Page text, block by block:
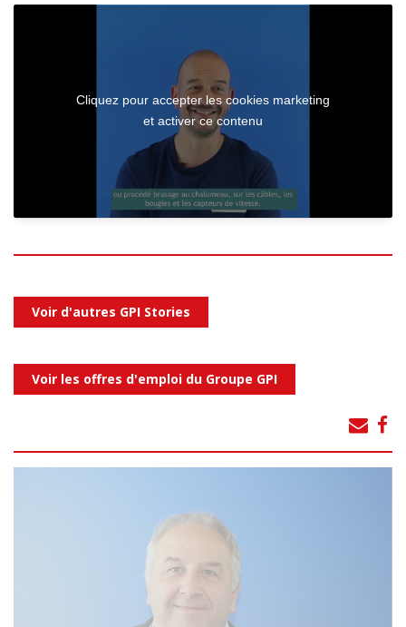
Cliquez pour accepter les cookies marketing
et activer ce contenu
Voir d'autres GPI Stories
Voir les offres d'emploi du Groupe GPI